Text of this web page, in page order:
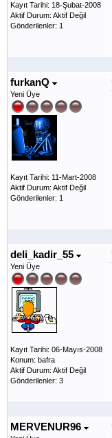
Kayıt Tarihi: 18-Şubat-2008
Aktif Durum: Aktif Değil
Gönderilenler: 1
furkanQ
Yeni Üye
Kayıt Tarihi: 11-Mart-2008
Aktif Durum: Aktif Değil
Gönderilenler: 1
deli_kadir_55
Yeni Üye
Kayıt Tarihi: 06-Mayıs-2008
Konum: bafra
Aktif Durum: Aktif Değil
Gönderilenler: 3
MERVENUR96